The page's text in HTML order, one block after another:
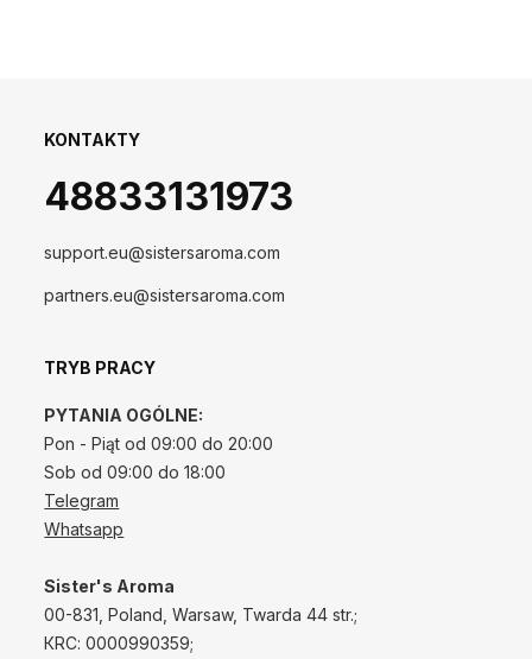
KONTAKTY
48833131973
support.eu@sistersaroma.com
partners.eu@sistersaroma.com
TRYB PRACY
PYTANIA OGÓLNE:
Pon - Piąt od 09:00 do 20:00
Sob od 09:00 do 18:00
Telegram
Whatsapp
Sister's Aroma
00-831, Poland, Warsaw, Twarda 44 str.;
КRС: 0000990359;